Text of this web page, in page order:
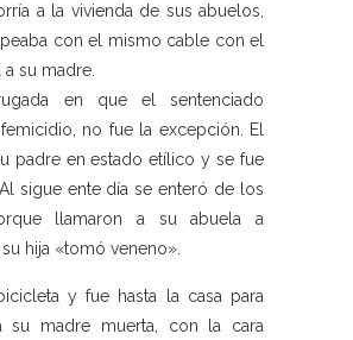
a la vivienda de sus abuelos,
con el mismo cable con el
su madre.
en que el sentenciado
no fue la excepción. El
padre en estado etílico y se fue
sigue ente día se enteró de los
llamaron a su abuela a
hija «tomó veneno».
y fue hasta la casa para
su madre muerta, con la cara